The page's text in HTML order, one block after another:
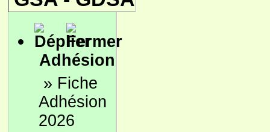
Adhésion
» Fiche
Adhésion
2026